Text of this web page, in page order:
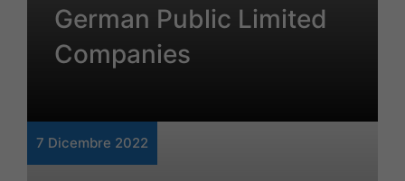
German Public Limited
Companies
7 Dicembre 2022